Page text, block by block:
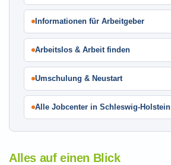
Informationen für Arbeitgeber
Arbeitslos & Arbeit finden
Umschulung & Neustart
Alle Jobcenter in Schleswig-Holstein
Alles auf einen Blick